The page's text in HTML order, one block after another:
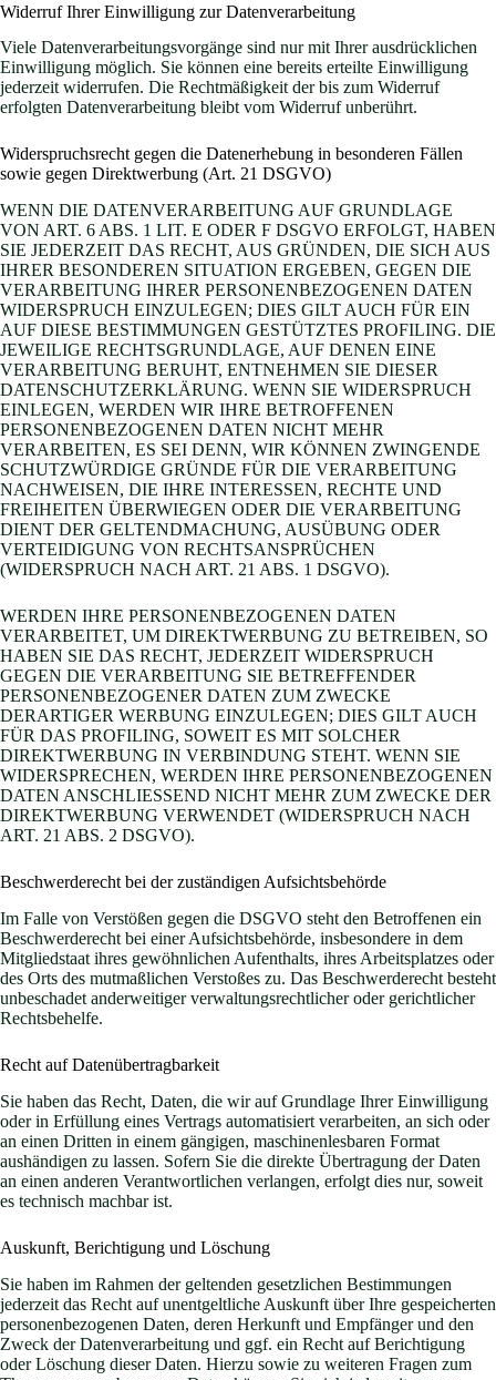
Widerruf Ihrer Einwilligung zur Datenverarbeitung
Viele Datenverarbeitungsvorgänge sind nur mit Ihrer ausdrücklichen
Einwilligung möglich. Sie können eine bereits erteilte Einwilligung
jederzeit widerrufen. Die Rechtmäßigkeit der bis zum Widerruf
erfolgten Datenverarbeitung bleibt vom Widerruf unberührt.
Widerspruchsrecht gegen die Datenerhebung in besonderen Fällen
sowie gegen Direktwerbung (Art. 21 DSGVO)
WENN DIE DATENVERARBEITUNG AUF GRUNDLAGE
VON ART. 6 ABS. 1 LIT. E ODER F DSGVO ERFOLGT, HABEN
SIE JEDERZEIT DAS RECHT, AUS GRÜNDEN, DIE SICH AUS
IHRER BESONDEREN SITUATION ERGEBEN, GEGEN DIE
VERARBEITUNG IHRER PERSONENBEZOGENEN DATEN
WIDERSPRUCH EINZULEGEN; DIES GILT AUCH FÜR EIN
AUF DIESE BESTIMMUNGEN GESTÜTZTES PROFILING. DIE
JEWEILIGE RECHTSGRUNDLAGE, AUF DENEN EINE
VERARBEITUNG BERUHT, ENTNEHMEN SIE DIESER
DATENSCHUTZERKLÄRUNG. WENN SIE WIDERSPRUCH
EINLEGEN, WERDEN WIR IHRE BETROFFENEN
PERSONENBEZOGENEN DATEN NICHT MEHR
VERARBEITEN, ES SEI DENN, WIR KÖNNEN ZWINGENDE
SCHUTZWÜRDIGE GRÜNDE FÜR DIE VERARBEITUNG
NACHWEISEN, DIE IHRE INTERESSEN, RECHTE UND
FREIHEITEN ÜBERWIEGEN ODER DIE VERARBEITUNG
DIENT DER GELTENDMACHUNG, AUSÜBUNG ODER
VERTEIDIGUNG VON RECHTSANSPRÜCHEN
(WIDERSPRUCH NACH ART. 21 ABS. 1 DSGVO).
WERDEN IHRE PERSONENBEZOGENEN DATEN
VERARBEITET, UM DIREKTWERBUNG ZU BETREIBEN, SO
HABEN SIE DAS RECHT, JEDERZEIT WIDERSPRUCH
GEGEN DIE VERARBEITUNG SIE BETREFFENDER
PERSONENBEZOGENER DATEN ZUM ZWECKE
DERARTIGER WERBUNG EINZULEGEN; DIES GILT AUCH
FÜR DAS PROFILING, SOWEIT ES MIT SOLCHER
DIREKTWERBUNG IN VERBINDUNG STEHT. WENN SIE
WIDERSPRECHEN, WERDEN IHRE PERSONENBEZOGENEN
DATEN ANSCHLIESSEND NICHT MEHR ZUM ZWECKE DER
DIREKTWERBUNG VERWENDET (WIDERSPRUCH NACH
ART. 21 ABS. 2 DSGVO).
Beschwerde­recht bei der zuständigen Aufsichts­behörde
Im Falle von Verstößen gegen die DSGVO steht den Betroffenen ein
Beschwerderecht bei einer Aufsichtsbehörde, insbesondere in dem
Mitgliedstaat ihres gewöhnlichen Aufenthalts, ihres Arbeitsplatzes oder
des Orts des mutmaßlichen Verstoßes zu. Das Beschwerderecht besteht
unbeschadet anderweitiger verwaltungsrechtlicher oder gerichtlicher
Rechtsbehelfe.
Recht auf Daten­übertrag­barkeit
Sie haben das Recht, Daten, die wir auf Grundlage Ihrer Einwilligung
oder in Erfüllung eines Vertrags automatisiert verarbeiten, an sich oder
an einen Dritten in einem gängigen, maschinenlesbaren Format
aushändigen zu lassen. Sofern Sie die direkte Übertragung der Daten
an einen anderen Verantwortlichen verlangen, erfolgt dies nur, soweit
es technisch machbar ist.
Auskunft, Berichtigung und Löschung
Sie haben im Rahmen der geltenden gesetzlichen Bestimmungen
jederzeit das Recht auf unentgeltliche Auskunft über Ihre gespeicherten
personenbezogenen Daten, deren Herkunft und Empfänger und den
Zweck der Datenverarbeitung und ggf. ein Recht auf Berichtigung
oder Löschung dieser Daten. Hierzu sowie zu weiteren Fragen zum